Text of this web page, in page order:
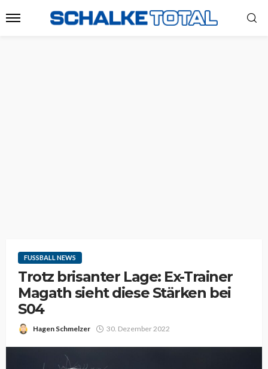
FUSSBALL NEWS
Trotz brisanter Lage: Ex-Trainer
Magath sieht diese Stärken bei
S04
Hagen Schmelzer 30. Dezember 2022